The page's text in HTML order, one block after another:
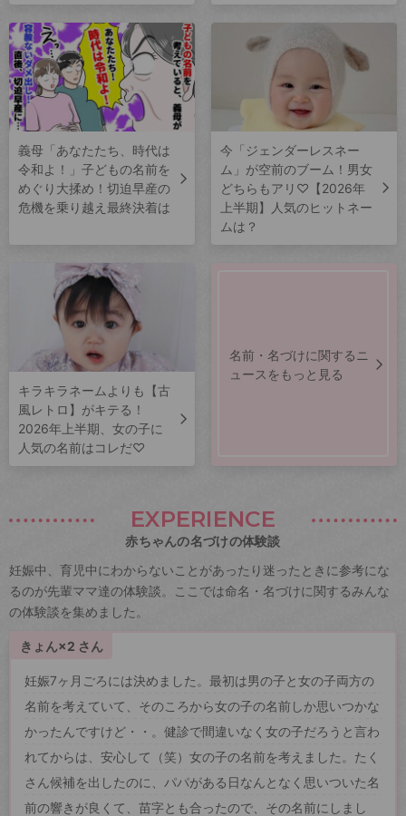
義母「あなたたち、時代は
令和よ！」子どもの名前を
めぐり大揉め！切迫早産の
危機を乗り越え最終決着は
今「ジェンダーレスネー
ム」が空前のブーム！男女
どちらもアリ♡【2026年
上半期】人気のヒットネー
ムは？
キラキラネームよりも【古
風レトロ】がキテる！
2026年上半期、女の子に
人気の名前はコレだ♡
名前・名づけに関するニ
ュースをもっと見る
EXPERIENCE
赤ちゃんの名づけの体験談
妊娠中、育児中にわからないことがあったり迷ったときに参考にな
るのが先輩ママ達の体験談。ここでは命名・名づけに関するみんな
の体験談を集めました。
きょん×2 さん
妊娠7ヶ月ごろには決めました。最初は男の子と女の子両方の
名前を考えていて、そのころから女の子の名前しか思いつかな
かったんですけど・・。健診で間違いなく女の子だろうと言わ
れてからは、安心して（笑）女の子の名前を考えました。たく
さん候補を出したのに、パパがある日なんとなく思いついた名
前の響きが良くて、苗字とも合ったので、その名前にしまし